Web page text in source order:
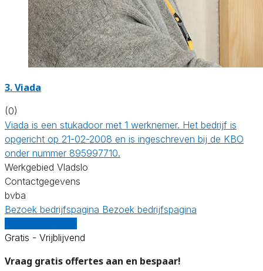
3. Viada
(0)
Viada is een stukadoor met 1 werknemer. Het bedrijf is
opgericht op 21-02-2008 en is ingeschreven bij de KBO
onder nummer 895997710.
Werkgebied Vladslo
Contactgegevens
bvba
Bezoek bedrijfspagina Bezoek bedrijfspagina
Gratis - Vrijblijvend
Vraag gratis offertes aan en bespaar!